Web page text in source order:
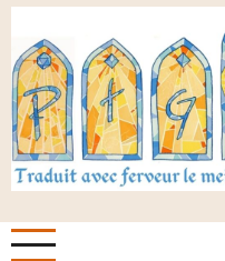
Aller
contenu
principal